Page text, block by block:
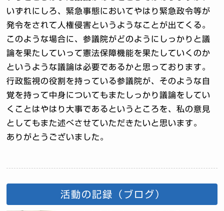
いずれにしろ、緊急事態においてやはり緊急政令等が
発令をされて人権侵害というようなことが出てくる。
このような場合に、参議院がどのようにしっかりと議
論を果たしていって憲法保障機能を果たしていくのか
というような議論は必要であるかと思っております。
行政監視の役割を持っている参議院が、そのような自
覚を持って中身についてもまたしっかり議論をしてい
くことはやはり大事であるというところを、私の意見
としてもまた述べさせていただきたいと思います。
ありがとうございました。
活動の記録（ブログ）